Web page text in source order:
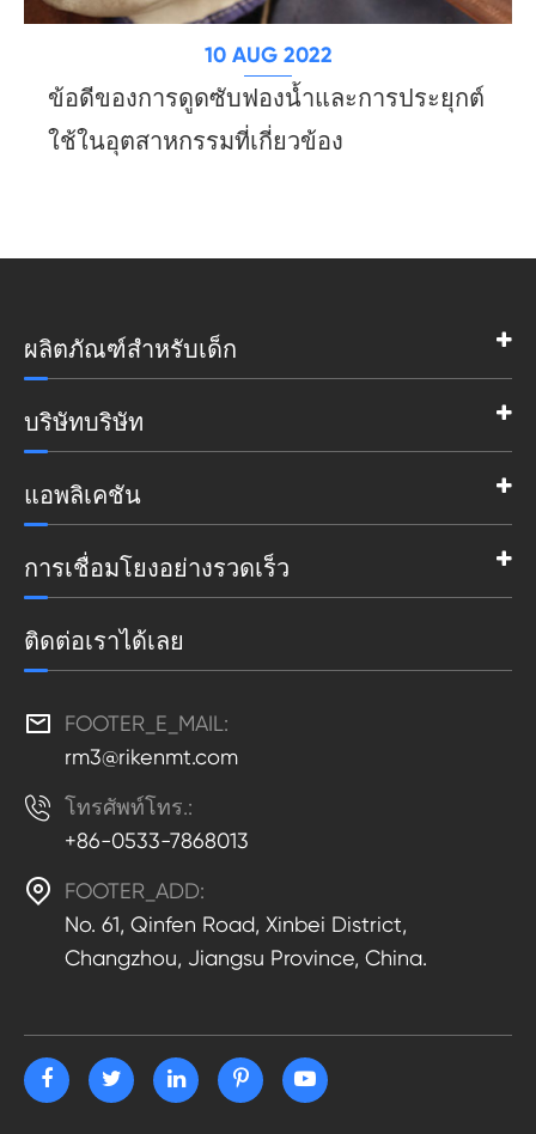
10 AUG 2022
ข้อดีของการดูดซับฟองน้ำและการประยุกต์
ใช้ในอุตสาหกรรมที่เกี่ยวข้อง
ผลิตภัณฑ์สำหรับเด็ก
บริษัทบริษัท
แอพลิเคชัน
การเชื่อมโยงอย่างรวดเร็ว
ติดต่อเราได้เลย

FOOTER_E_MAIL:
rm3@rikenmt.com
 โทรศัพท์โทร.:
+86-0533-7868013

FOOTER_ADD:
No. 61, Qinfen Road, Xinbei District,
Changzhou, Jiangsu Province, China.